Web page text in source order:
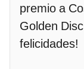
premio a
Golden
felicidades!